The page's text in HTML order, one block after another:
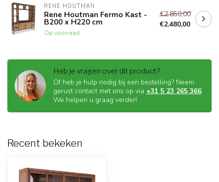
RENE HOUTMAN
Rene Houtman Fermo Kast -
B200 x H220 cm
Op voorraad
€2.850,00
€2.480,00
Heb je vragen over dit product?
Of heb je hulp nodig bij een bestelling? Neem
gerust contact met ons op via +31 5 23 265 366.
We helpen u graag verder!
Recent bekeken